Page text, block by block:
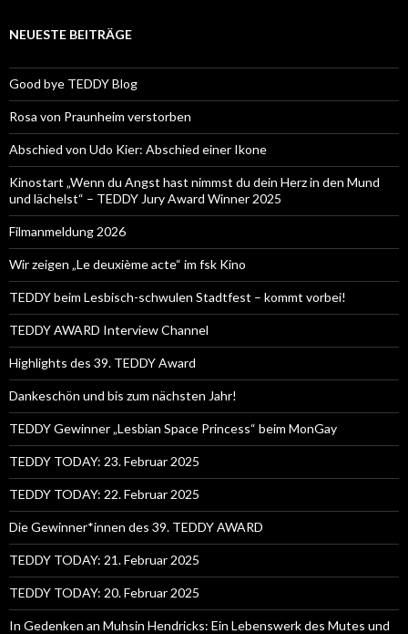
NEUESTE BEITRÄGE
Good bye TEDDY Blog
Rosa von Praunheim verstorben
Abschied von Udo Kier: Abschied einer Ikone
Kinostart „Wenn du Angst hast nimmst du dein Herz in den Mund
und lächelst“ – TEDDY Jury Award Winner 2025
Filmanmeldung 2026
Wir zeigen „Le deuxième acte“ im fsk Kino
TEDDY beim Lesbisch-schwulen Stadtfest – kommt vorbei!
TEDDY AWARD Interview Channel
Highlights des 39. TEDDY Award
Dankeschön und bis zum nächsten Jahr!
TEDDY Gewinner „Lesbian Space Princess“ beim MonGay
TEDDY TODAY: 23. Februar 2025
TEDDY TODAY: 22. Februar 2025
Die Gewinner*innen des 39. TEDDY AWARD
TEDDY TODAY: 21. Februar 2025
TEDDY TODAY: 20. Februar 2025
In Gedenken an Muhsin Hendricks: Ein Lebenswerk des Mutes und